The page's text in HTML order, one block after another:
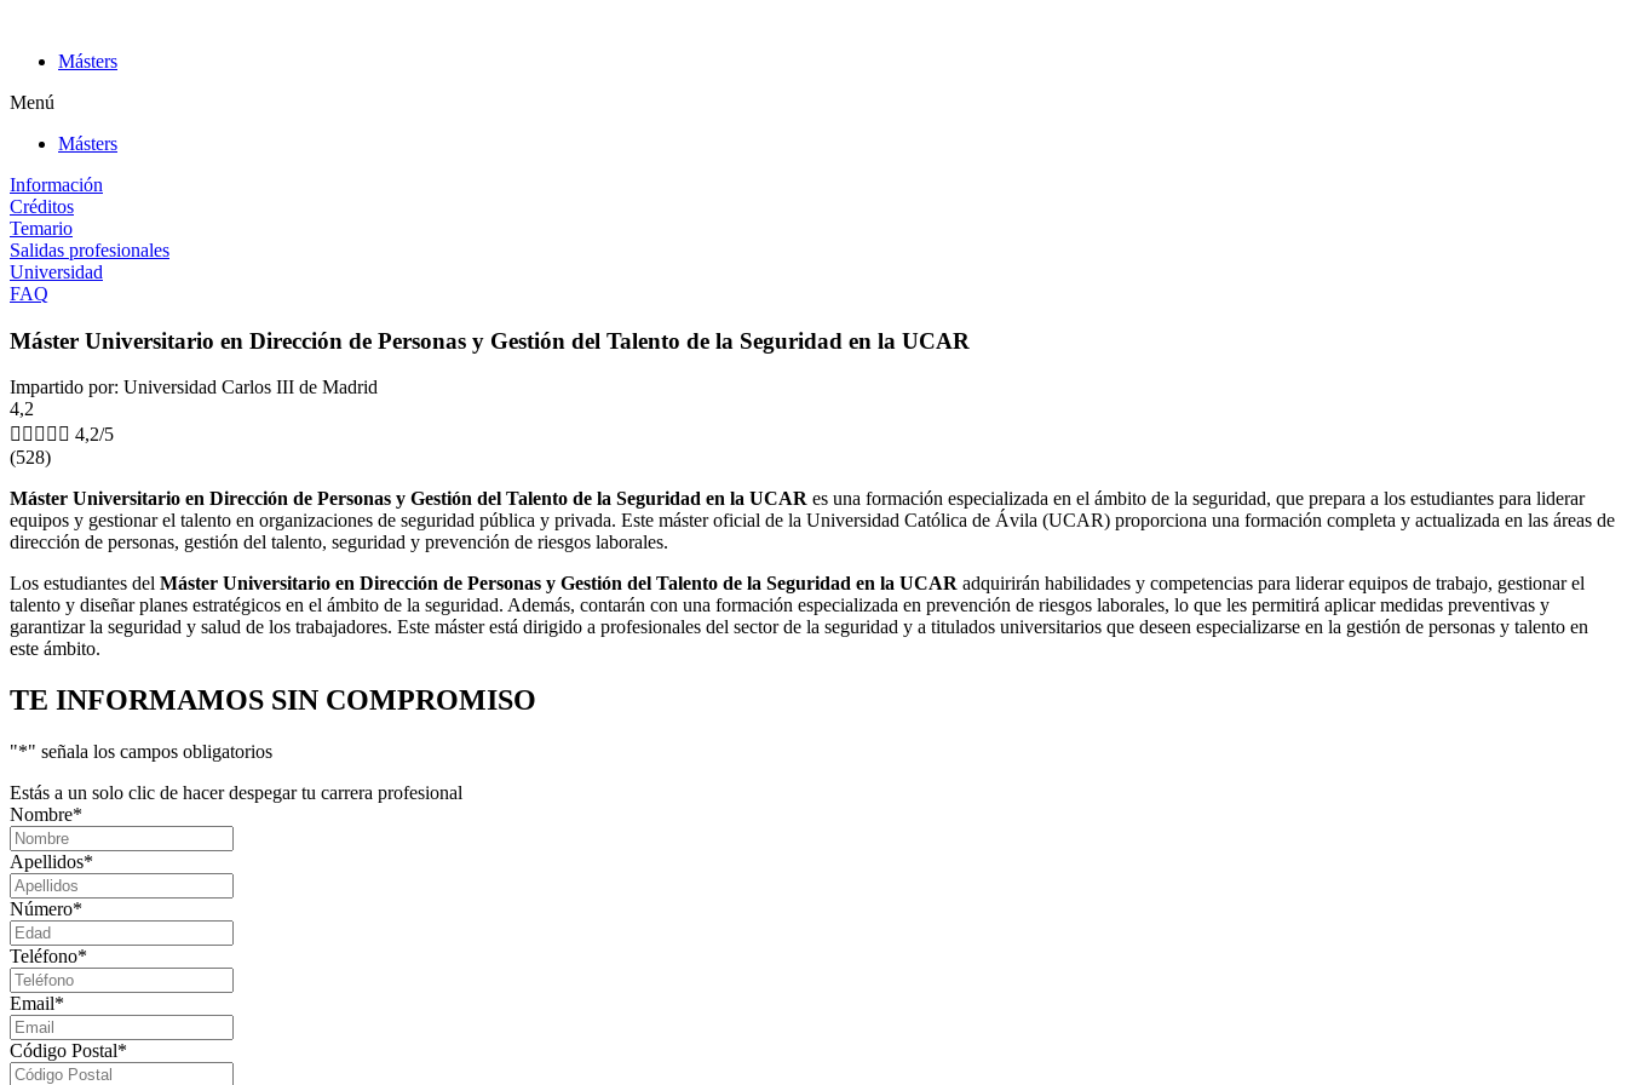
contenidoMásters
Menú
Másters
Información
Créditos
Temario
Salidas profesionales
Universidad
FAQ
Máster Universitario en Dirección de Personas y Gestión del Talento de la Seguridad en la UCAR
Impartido por: Universidad Carlos III de Madrid
4,2
     4,2/5
(528)
Máster Universitario en Dirección de Personas y Gestión del Talento de la Seguridad en la UCAR es una formación especializada en el ámbito de la seguridad, que prepara a los estudiantes para liderar
equipos y gestionar el talento en organizaciones de seguridad pública y privada. Este máster oficial de la Universidad Católica de Ávila (UCAR) proporciona una formación completa y actualizada en las áreas de
dirección de personas, gestión del talento, seguridad y prevención de riesgos laborales.
Los estudiantes del Máster Universitario en Dirección de Personas y Gestión del Talento de la Seguridad en la UCAR adquirirán habilidades y competencias para liderar equipos de trabajo, gestionar el
talento y diseñar planes estratégicos en el ámbito de la seguridad. Además, contarán con una formación especializada en prevención de riesgos laborales, lo que les permitirá aplicar medidas preventivas y
garantizar la seguridad y salud de los trabajadores. Este máster está dirigido a profesionales del sector de la seguridad y a titulados universitarios que deseen especializarse en la gestión de personas y talento en
este ámbito.
TE INFORMAMOS SIN COMPROMISO
"*" señala los campos obligatorios
Estás a un solo clic de hacer despegar tu carrera profesional
Nombre*
Apellidos*
Número*
Teléfono*
Email*
Código Postal*